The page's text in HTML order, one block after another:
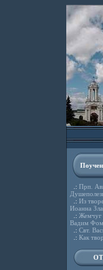
.: Прп.
.: Из
Иоанна
.: Жемчуг
Вадим
.: Свт.
.: Как